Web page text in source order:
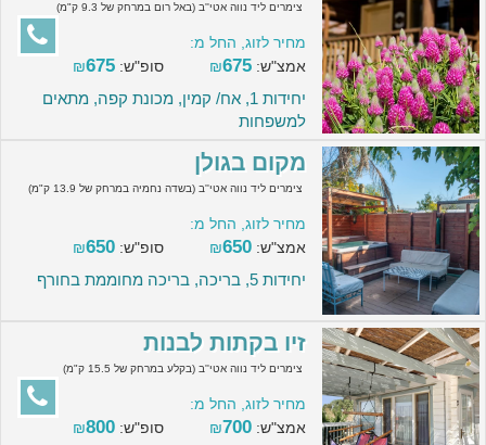
צימרים ליד נווה אטי''ב (באל רום במרחק של 9.3 ק"מ)
מחיר לזוג, החל מ:
אמצ"ש:
₪675 סופ"ש: ₪675
יחידות 1, אח/ קמין, מכונת קפה, מתאים
למשפחות
מקום בגולן
צימרים ליד נווה אטי''ב (בשדה נחמיה במרחק של 13.9 ק"מ)
מחיר לזוג, החל מ:
אמצ"ש:
₪650 סופ"ש: ₪650
יחידות 5, בריכה, בריכה מחוממת בחורף
זיו בקתות לבנות
צימרים ליד נווה אטי''ב (בקלע במרחק של 15.5 ק"מ)
מחיר לזוג, החל מ:
אמצ"ש:
₪700 סופ"ש: ₪800